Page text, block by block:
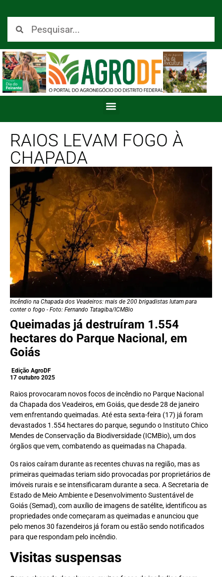
RAIOS LEVAM FOGO À
CHAPADA
Incêndio na Chapada dos Veadeiros: mais de 200 brigadistas lutam para
conter o fogo - Foto: Fernando Tatagiba/ICMBio
Queimadas já destruíram 1.554
hectares do Parque Nacional, em
Goiás
Edição AgroDF
17 outubro 2025
Raios provocaram novos focos de incêndio no Parque Nacional
da Chapada dos Veadeiros, em Goiás, que desde 28 de janeiro
vem enfrentando queimadas. Até esta sexta-feira (17) já foram
devastados 1.554 hectares do parque, segundo o Instituto Chico
Mendes de Conservação da Biodiversidade (ICMBio), um dos
órgãos que vem, combatendo as queimadas na Chapada.
Os raios caíram durante as recentes chuvas na região, mas as
primeiras queimadas teriam sido provocadas por proprietários de
imóveis rurais e se intensificaram durante a seca. A Secretaria de
Estado de Meio Ambiente e Desenvolvimento Sustentável de
Goiás (Semad), com auxílio de imagens de satélite, identificou as
propriedades onde começaram as queimadas e anunciou que
pelo menos 30 fazendeiros já foram ou estão sendo notificados
para que respondam pelo incêndio.
Visitas suspensas